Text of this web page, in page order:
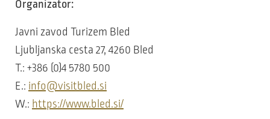
Organizator:
Javni zavod Turizem Bled
Ljubljanska cesta 27, 4260 Bled
T.: +386 (0)4 5780 500
E.: info@visitbled.si
W.: https://www.bled.si/